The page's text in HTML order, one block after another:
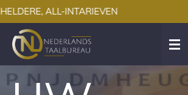
HELDERE, ALL-INTARIEVEN